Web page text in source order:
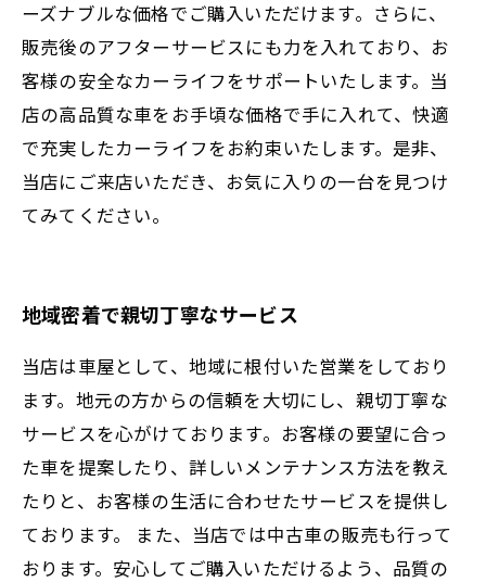
ーズナブルな価格でご購入いただけます。さらに、
販売後のアフターサービスにも力を入れており、お
客様の安全なカーライフをサポートいたします。当
店の高品質な車をお手頃な価格で手に入れて、快適
で充実したカーライフをお約束いたします。是非、
当店にご来店いただき、お気に入りの一台を見つけ
てみてください。
地域密着で親切丁寧なサービス
当店は車屋として、地域に根付いた営業をしており
ます。地元の方からの信頼を大切にし、親切丁寧な
サービスを心がけております。お客様の要望に合っ
た車を提案したり、詳しいメンテナンス方法を教え
たりと、お客様の生活に合わせたサービスを提供し
ております。 また、当店では中古車の販売も行って
おります。安心してご購入いただけるよう、品質の